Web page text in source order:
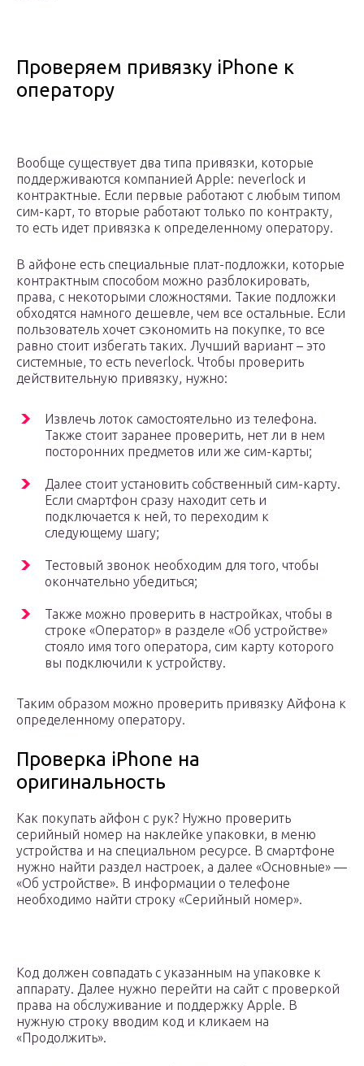
Проверяем привязку iPhone к
оператору
Вообще существует два типа привязки, которые
поддерживаются компанией Apple: neverlock и
контрактные. Если первые работают с любым типом
сим-карт, то вторые работают только по контракту,
то есть идет привязка к определенному оператору.
В айфоне есть специальные плат-подложки, которые
контрактным способом можно разблокировать,
права, с некоторыми сложностями. Такие подложки
обходятся намного дешевле, чем все остальные. Если
пользователь хочет сэкономить на покупке, то все
равно стоит избегать таких. Лучший вариант – это
системные, то есть neverlock. Чтобы проверить
действительную привязку, нужно:
Извлечь лоток самостоятельно из телефона.
Также стоит заранее проверить, нет ли в нем
посторонних предметов или же сим-карты;
Далее стоит установить собственный сим-карту.
Если смартфон сразу находит сеть и
подключается к ней, то переходим к
следующему шагу;
Тестовый звонок необходим для того, чтобы
окончательно убедиться;
Также можно проверить в настройках, чтобы в
строке «Оператор» в разделе «Об устройстве»
стояло имя того оператора, сим карту которого
вы подключили к устройству.
Таким образом можно проверить привязку Айфона к
определенному оператору.
Проверка iPhone на
оригинальность
Как покупать айфон с рук? Нужно проверить
серийный номер на наклейке упаковки, в меню
устройства и на специальном ресурсе. В смартфоне
нужно найти раздел настроек, а далее «Основные» —
«Об устройстве». В информации о телефоне
необходимо найти строку «Серийный номер».
Код должен совпадать с указанным на упаковке к
аппарату. Далее нужно перейти на сайт с проверкой
права на обслуживание и поддержку Apple. В
нужную строку вводим код и кликаем на
«Продолжить».